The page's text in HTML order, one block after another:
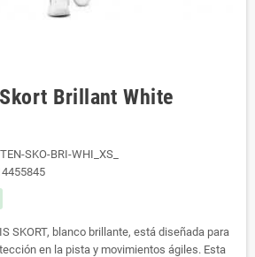
Brillant White
SKO-BRI-WHI_XS_
SKORT, blanco brillante, está diseñada para
en la pista y movimientos ágiles. Esta